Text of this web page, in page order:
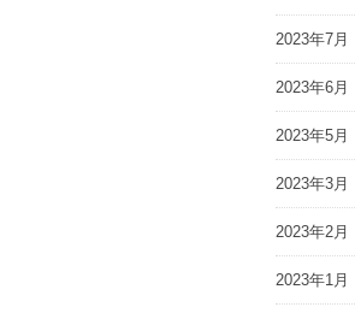
2023年7月
2023年6月
2023年5月
2023年3月
2023年2月
2023年1月